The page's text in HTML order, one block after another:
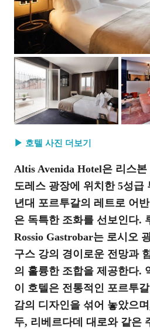
▶ 호텔 사진 더보기
Altis Avenida Hotel은 리스
도레스 광장에 위치한 5성급
년대 포르투갈의 레트로 어
은 독특한 조화를 선보인다.
Rossio Gastrobar는 로시오
구스 강의 경이로운 전망과
의 훌륭한 조합을 제공한다.
이 호텔은 전통적인 포르투
감의 디자인을 섞어 놓았으
두, 리베르다데 대로와 같은